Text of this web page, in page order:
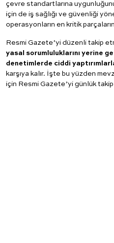
çevre standartlarına
için de iş sağlığı ve güvenliği
operasyonların en kritik
Resmi Gazete’yi düzenli takip
yasal sorumluluklarını yerine
denetimlerde ciddi
karşıya kalır. İşte bu yüzden
için Resmi Gazete’yi günlük